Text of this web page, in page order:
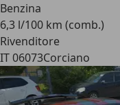
Benzina
6,3 l/100 km (comb.)
Rivenditore
IT 06073Corciano